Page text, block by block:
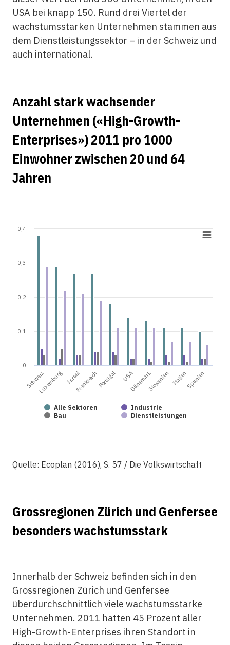
USA bei knapp 150. Rund drei Viertel der
wachstumsstarken Unternehmen stammen aus
dem Dienstleistungssektor – in der Schweiz und
auch international.
Anzahl stark wachsender
Unternehmen («High-Growth-
Enterprises») 2011 pro 1000
Einwohner zwischen 20 und 64
Jahren
Alle Sektoren
Industrie
Bau
Dienstleistungen
SchweizLuxemburg IsraelFrankreichPortugal USADänemarkSlowenien ItalienSpanien
0
0,1
0,2
0,3
0,4
Quelle: Ecoplan (2016), S. 57 / Die Volkswirtschaft
Grossregionen Zürich und Genfersee
besonders wachstumsstark
Innerhalb der Schweiz befinden sich in den
Grossregionen Zürich und Genfersee
überdurchschnittlich viele wachstumsstarke
Unternehmen. 2011 hatten 45 Prozent aller
High-Growth-Enterprises ihren Standort in